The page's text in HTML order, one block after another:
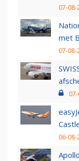
07-08-
met
07-08-
06-08-